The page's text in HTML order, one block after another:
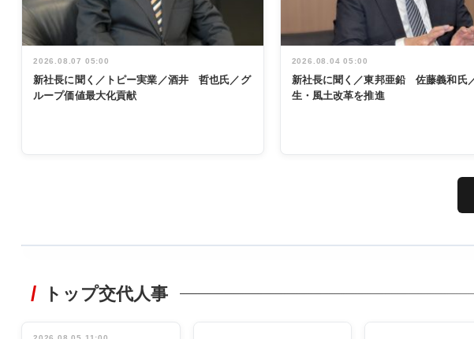
2026.08.07 05:00
新社長に聞く／トピー実業／酒井 哲也氏／グ
ループ価値最大化貢献
2026.08.04 05:00
新社長に聞く／東邦亜鉛 佐藤義和氏
生・風土改革を推進
非鉄業界で
管理職編
トップ交代人事